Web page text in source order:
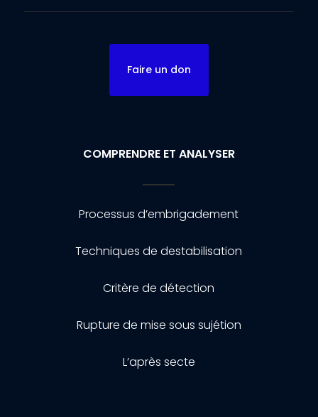
Faire un don
COMPRENDRE ET ANALYSER
Processus d’embrigadement
Techniques de destabilisation
Critère de détection
Rupture de mise sous sujétion
L’après secte